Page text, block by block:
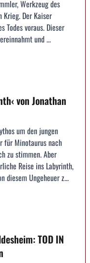
Werkzeug des
Der Kaiser
Todes voraus. Dieser
und ...
von Jonathan
um den jungen
für Minotaurus nach
zu stimmen. Aber
Reise ins Labyrinth,
diesem Ungeheuer z...
TOD IN